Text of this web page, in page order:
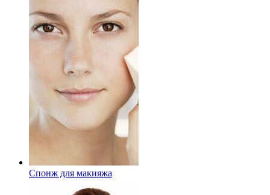
Спонж для макияжа